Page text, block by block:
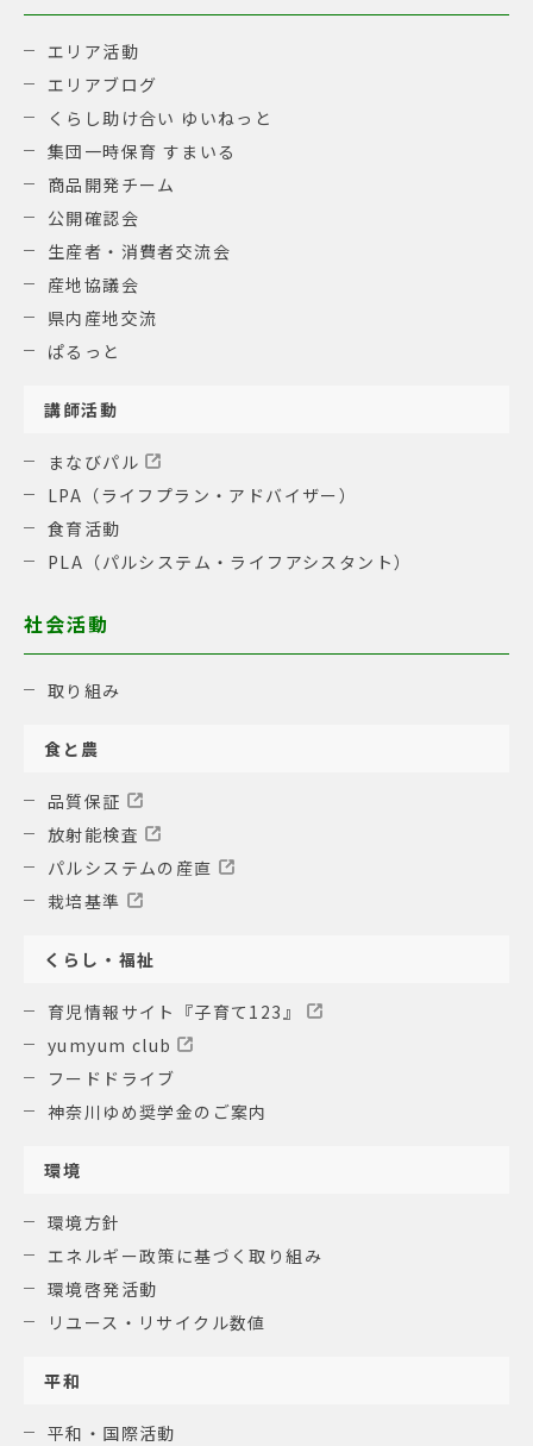
エリア活動
エリアブログ
くらし助け合い ゆいねっと
集団一時保育 すまいる
商品開発チーム
公開確認会
生産者・消費者交流会
産地協議会
県内産地交流
ぱるっと
講師活動
まなびパル
LPA（ライフプラン・アドバイザー）
食育活動
PLA（パルシステム・ライフアシスタント）
社会活動
取り組み
食と農
品質保証
放射能検査
パルシステムの産直
栽培基準
くらし・福祉
育児情報サイト『子育て123』
yumyum club
フードドライブ
神奈川ゆめ奨学金のご案内
環境
環境方針
エネルギー政策に基づく取り組み
環境啓発活動
リユース・リサイクル数値
平和
平和・国際活動